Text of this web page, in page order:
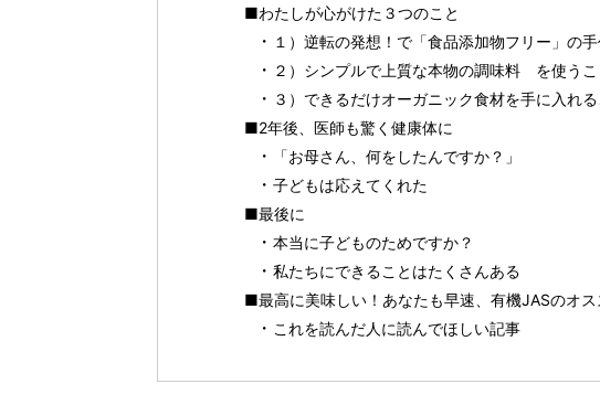
■わたしが心がけた３つのこと
１）逆転の発想！で「食品添加物フリー」の
２）シンプルで上質な本物の調味料 を使うこ
３）できるだけオーガニック食材を手に入れる
■2年後、医師も驚く健康体に
「お母さん、何をしたんですか？」
子どもは応えてくれた
■最後に
本当に子どものためですか？
私たちにできることはたくさんある
■最高に美味しい！あなたも早速、有機JASのオ
これを読んだ人に読んでほしい記事